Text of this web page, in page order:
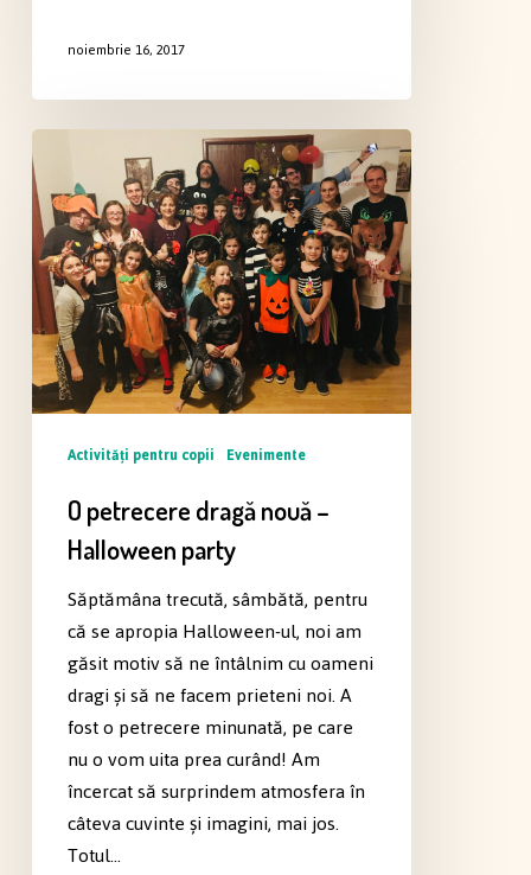
noiembrie 16, 2017
O
petrecere
dragă
nouă
–
Halloween
party
Activităţi pentru copii Evenimente
O petrecere dragă nouă –
Halloween party
Săptămâna trecută, sâmbătă, pentru
că se apropia Halloween-ul, noi am
găsit motiv să ne întâlnim cu oameni
dragi şi să ne facem prieteni noi. A
fost o petrecere minunată, pe care
nu o vom uita prea curând! Am
încercat să surprindem atmosfera în
câteva cuvinte şi imagini, mai jos.
Totul…